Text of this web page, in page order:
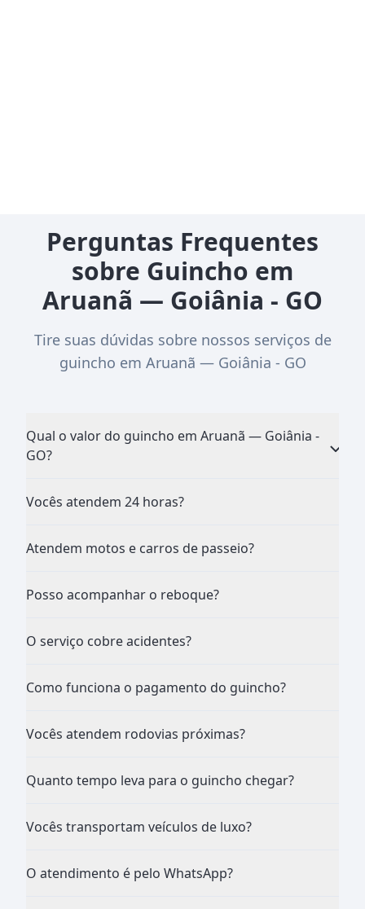
Perguntas Frequentes
sobre Guincho em
Aruanã — Goiânia - GO
Tire suas dúvidas sobre nossos serviços de
guincho em Aruanã — Goiânia - GO
Qual o valor do guincho em Aruanã — Goiânia -
GO?
Vocês atendem 24 horas?
Atendem motos e carros de passeio?
Posso acompanhar o reboque?
O serviço cobre acidentes?
Como funciona o pagamento do guincho?
Vocês atendem rodovias próximas?
Quanto tempo leva para o guincho chegar?
Vocês transportam veículos de luxo?
O atendimento é pelo WhatsApp?